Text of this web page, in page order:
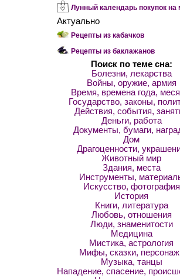
Лунный календарь покупок на
Актуально
Рецепты из кабачков
Рецепты из баклажанов
Поиск по теме сна:
Болезни, лекарства
Войны, оружие, армия
Время, времена года,
Государство, законы,
Действия, события,
Деньги, работа
Документы, бумаги,
Дом
Драгоценности,
Животный мир
Здания, места
Инструменты,
Искусство, фотография
История
Книги, литература
Любовь, отношения
Люди, знаменитости
Медицина
Мистика, астрология
Мифы, сказки,
Музыка, танцы
Нападение, спасение,